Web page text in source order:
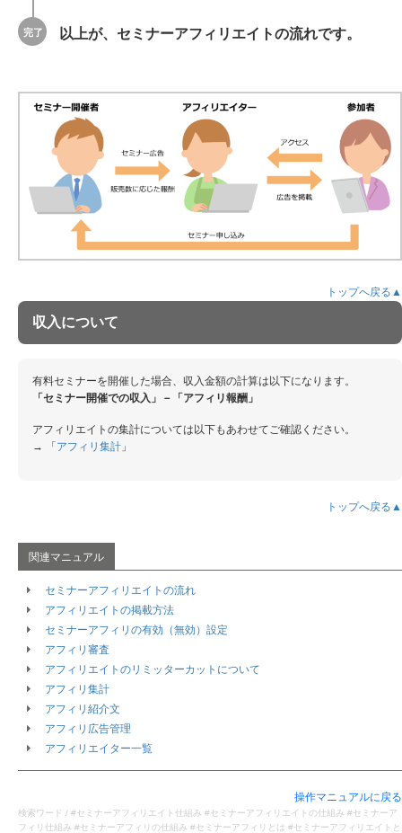
以上が、セミナーアフィリエイトの流れです。
トップへ戻る▲
収入について
有料セミナーを開催した場合、収入金額の計算は以下になります。
「セミナー開催での収入」－「アフィリ報酬」
アフィリエイトの集計については以下もあわせてご確認ください。
→ 「 アフィリ集計 」
トップへ戻る▲
セミナーアフィリエイトの流れ
アフィリエイトの掲載方法
セミナーアフィリの有効（無効）設定
アフィリ審査
アフィリエイトのリミッターカットについて
アフィリ集計
アフィリ紹介文
アフィリ広告管理
アフィリエイター一覧
操作マニュアルに戻る
検索ワード / #セミナーアフィリエイト仕組み #セミナーアフィリエイトの仕組み #セミナーア
フィリ仕組み #セミナーアフィリの仕組み #セミナーアフィリとは #セミナーアフィリエイトと
基本編
セミナー開催までの流れ
募集ページの自動生成
インボイス登録番号について
セミナー全体設定
セミナー
セミナー新規開催
セミナー一覧の確認
開催スケジュール
グループの作成 / 編集
会場管理
その他
販売に関わる手数料について
セミナー設定（決済・通知）
セミナー設定（購入者操作）
募集ページ編集（ノーコード編集）
セミナーの複製
セミナーの削除
日程一覧（詳細）
日程一覧（概要）
日程一覧（日程詳細）
日程の追加
日程一覧（参加者）
参加者申込キャンセル